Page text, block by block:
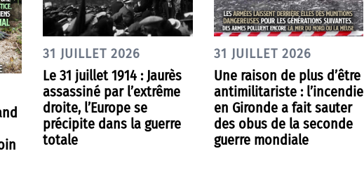
31 JUILLET 2026
Le 31 juillet 1914 : Jaurès
assassiné par l’extrême
droite, l’Europe se
précipite dans la guerre
totale
31 JUILLET 2026
Une raison de plus d’être
antimilitariste : l’incendie
en Gironde a fait sauter
des obus de la seconde
guerre mondiale